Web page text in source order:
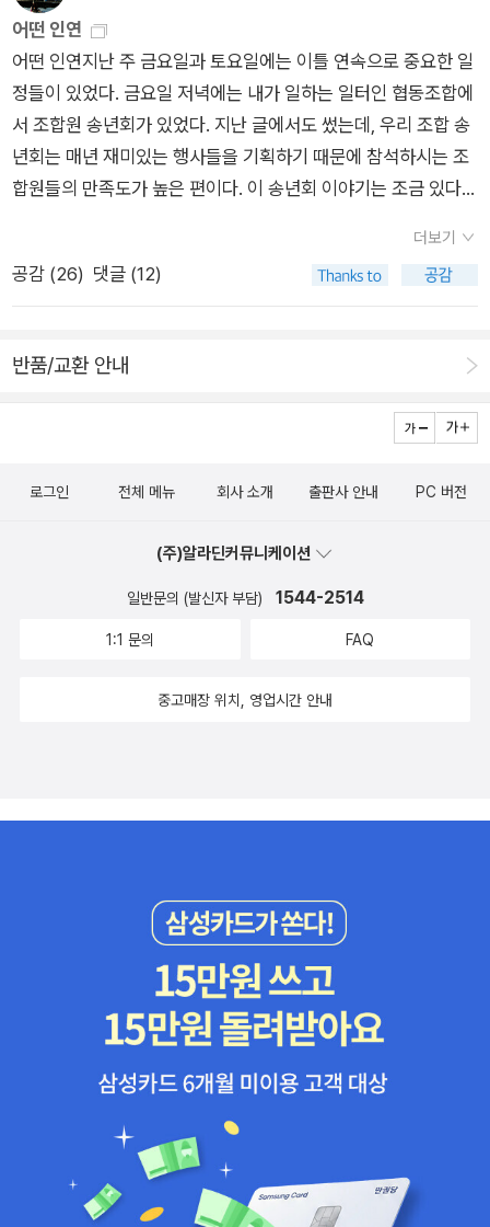
리키기도 한다. 때로는 ‘사람’이나 ‘살다’를 가리킨다. 그저 ‘곳’이
나 ‘자리’를 가리킬 수도 있다. 우리는 어느 곳이 집이고 일터이
고 마을일까? 우리는 집으로 삼는 곳 둘레를 어떻게 일구거나 가
꾸거나 돌볼까? 우리는 집으로 삼는 곳을 둘러싼 마을이 모인 큰
터인 나라를 어떻게 바라보거나 품거나 살필까? 일삯을 주는 곳
에 따라서 몸을 움직인다면, 삶이 아니라 심부름이 있을 테지. 일
터에서 시키거나 맡기는 대로 움직인다면, ‘나’도 ‘너’도 ‘우리’도
없이, ‘벼슬’과 ‘높낮이’만 맴돈다. ‘나·너·우리’가 사라진 곳이라
면, ‘사람’도 사라지고 ‘삶’도 사라지기에, 마침내 ‘집’까지 잊다가
었다. 삶을 짓는 길이 아닌, 자리(돈을 버는 자리)를 걱정하는 마
은 걱정거리나 근심거리가 있을 틈을 굳이 내지 않는다. 모든 틈
며, 틈이 나는 데마다 바람과 해와 비가 드나들면 되니까. 달구지
심거리가 잇달아 생긴다. 집과 일터 사이에 있는 집과 들숲메바다
를 바라볼 틈이 없으니, 새도 풀벌레도 개구리도 이웃이 아닌걸.
으니 햇볕을 쬐거나 별을 보거나 바람을 쐬거나 비로 씻을 조그마
달구지에 얽매이면서 스스로 심부름에만 마음을 기울이고 몸을
이 산뜻하게 속삭이는 집으로 간다. 2026.5.21.ㅍㄹㄴ글 : 숲노
래·파란놀(최종규). 낱말책과 노래를 쓴다. 숲을 품은 시골에서
산다. 살림을 짓는 하루를 가꾼다. 《열두 달 소꿉노래》, 《풀꽃나
무 들숲노래 동시 따라쓰기》, 《새로 쓰는 말밑 꾸러미 사전》, 《미
래세대를 위한 우리말과 문해력》, 《들꽃내음 따라 걷다가 작은책
마실》, 《우리말 수수께끼 동시》, 《시골에서 살림 짓는 즐거움》,
《이오덕 마음 읽기》를 썼다. blog.naver.com/hbooklove
어떤 인연
어떤 인연지난 주 금요일과 토요일에는 이틀 연속으로 중요한 일
정들이 있었다. 금요일 저녁에는 내가 일하는 일터인 협동조합에
서 조합원 송년회가 있었다. 지난 글에서도 썼는데, 우리 조합 송
년회는 매년 재미있는 행사들을 기획하기 때문에 참석하시는 조
합원들의 만족도가 높은 편이다. 이 송년회 이야기는 조금 있다가
2주년 후원의 날이자, 출판기념회가 열렸다. 나는 이 도서관과 초
기부터 특별한 인연으로 맺어져 있었다. 초기부터 이 작은 도서관
을 후원하는 후원회원이며, 초기 한동안 운영위원도 했었다. 우리
다. 12년 전에는 녹색당 창당할 즈음이었다. 여기 도서관이 문을
연 지 얼마 되지 않아서 녹색당 지역 모임을 여기서 했었고, 이후
긴 시간 동안 녹색당 활동의 거점 공간이 되어주기도 했었다. 20
역 녹색당 모임에서 활발하게 활동했는데, 그때 이 도서관이 중요
나왔다. 출판기념회에서 책을 구매하고 아직 제대로 읽어보지는
않았지만, 당일 두 저자의 대담 내용을 들어보니 옛 기억들이 많
이 떠올랐다. 앞서도 말했듯이 우리 아이들도 어렸을 때 이 도서
서관은 조용하게 책만 읽는 도서관이나 독서실의 역할만을 하는
이들의 친구라 할 수 있다. 한때 유행했던 [이상한 변호사 우영
인물과는 많이 다를 수 있겠지만, 아이들의 눈 높이에서 함께 노
는 태도는 비슷하다.토요일 행사장에는 사람들이 정말 많았다. 주
최측에서 준비한 다양한 공연과 프로그램들은 모두 얼마나 성실
하게 준비했는지 느낄 수 있는 훌륭한 프로그램이었다.무려 3부
까지 프로그램을 모두 마치고 제공된 식사를 마치고, 행사장의 뒷
정리를 도왔다. 그리고 주최측이 알려준 뒷풀이 장소로 갔다가 아
은 두 시인이었다. 안상학 선생님과 문동만 선배님이 그 두 사람
이다. 일단 문동만 선배님은 예전에 일했던 노동자 문학을 주로
내는 출판사에 일할 당시에 알게된 분으로 당시 여러 시인 선배님
더보기
공감 (26) 댓글 (12)
반품/교환 안내
로그인 전체 메뉴 회사 소개 출판사 안내 PC 버전
(주)알라딘커뮤니케이션
일반문의 (발신자 부담) 1544-2514
1:1 문의 FAQ
중고매장 위치, 영업시간 안내